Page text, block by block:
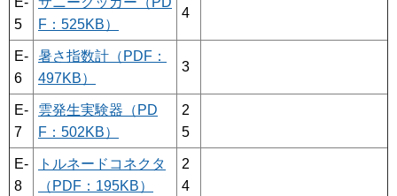
5
F：525KB）
4
E-
6
暑さ指数計（PDF：
497KB）
3
E-
7
雲発生実験器（PD
F：502KB）
2
5
E-
8
トルネードコネクタ
（PDF：195KB）
2
4